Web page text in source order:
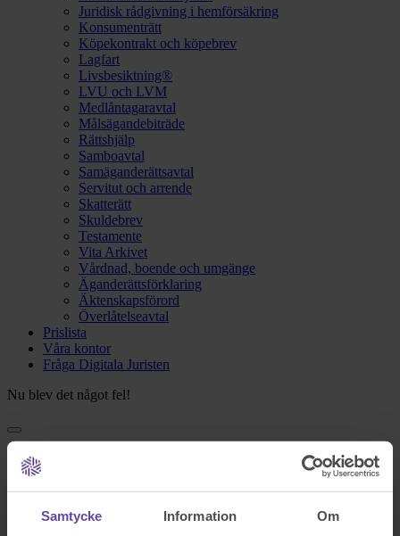
Samtycke Information Om
Juridisk rådgivning i hemförsäkring
Konsumenträtt
Köpekontrakt och köpebrev
Lagfart
Livsbesiktning®
LVU och LVM
Medlåntagaravtal
Målsägandebiträde
Rättshjälp
Samboavtal
Samäganderättsavtal
Servitut och arrende
Skatterätt
Skuldebrev
Testamente
Vita Arkivet
Vårdnad, boende och umgänge
Äganderättsförklaring
Äktenskapsförord
Överlåtelseavtal
Prislista
Våra kontor
Fråga Digitala Juristen
Nu blev det något fel!
Testa igen och om det fortfarande inte fungerar kontakta oss på
support@familjensjurist.se.